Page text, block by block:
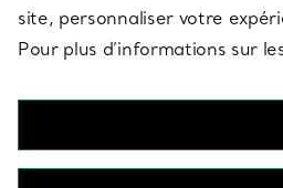
site, personnaliser votre
Pour plus d’informations sur